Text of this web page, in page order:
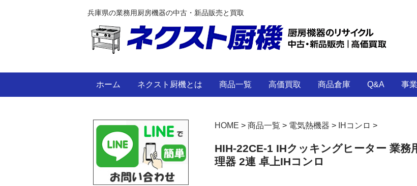
兵庫県の業務用厨房機器の中古・新品販売と買取
ホーム ネクスト厨機とは 商品一覧 高価買取 商品倉庫 Q&A 事
HOME > 商品一覧 > 電気熱機器 > IHコンロ >
HIH-22CE-1 IHクッキングヒーター 業務
理器 2連 卓上IHコンロ